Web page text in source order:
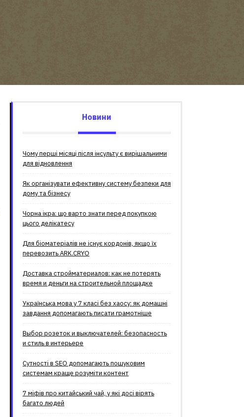
Новини
Чому перші місяці після інсульту є вирішальними
для відновлення
Як організувати ефективну систему безпеки для
дому та бізнесу
Чорна ікра: що варто знати перед покупкою
цього делікатесу
Для біоматеріалів не існує кордонів, якщо їх
перевозить ARK.CRYO
Доставка стройматериалов: как не потерять
время и деньги на строительной площадке
Українська мова у 7 класі без хаосу: як домашні
завдання допомагають писати грамотніше
Выбор розеток и выключателей: безопасность
и стиль в интерьере
Сутності в SEO допомагають пошуковим
системам краще розуміти контент
7 міфів про китайський чай, у які досі вірять
багато людей